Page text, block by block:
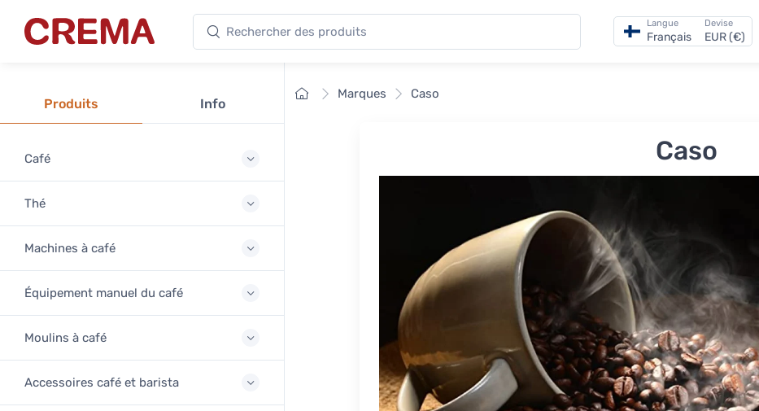
Crema Rechercher des produits Langue
Français
Devise
EUR (€)
Produits Info
Café
Thé
Machines à café
Équipement manuel du café
Moulins à café
Accessoires café et barista
AccueilMarques Caso
Caso